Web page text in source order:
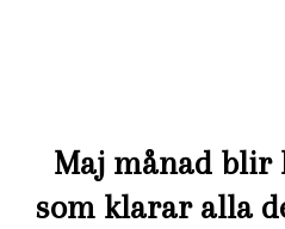
Maj månad blir
som klarar alla